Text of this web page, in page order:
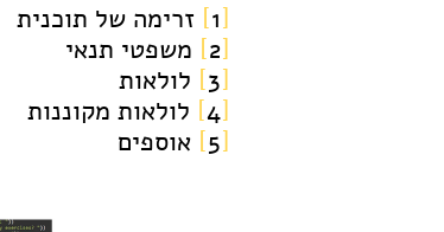
[
1
] זרימה של תוכנית
[
2
] משפטי תנאי
[
3
] לולאות
[
4
] לולאות מקוננות
[
5
] אוספים